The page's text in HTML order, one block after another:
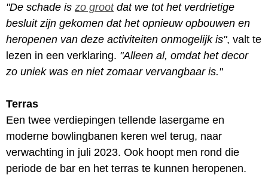
"De schade is zo grootdat we tot het verdrietige
besluit zijn gekomen dat het opnieuw opbouwen en
heropenen van deze activiteiten onmogelijk is", valt te
lezen in een verklaring. "Alleen al, omdat het decor
zo uniek was en niet zomaar vervangbaar is."
Terras
Een twee verdiepingen tellende lasergame en
moderne bowlingbanen keren wel terug, naar
verwachting in juli 2023. Ook hoopt men rond die
periode de bar en het terras te kunnen heropenen.